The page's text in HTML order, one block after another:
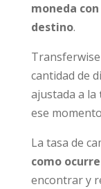
moneda
destino.
cantidad de
ajustada a la
ese
La tasa de
como
encontrar y